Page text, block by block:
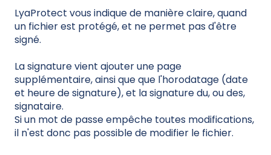
LyaProtect vous indique de manière claire, quand
un fichier est protégé, et ne permet pas d'être
signé.
La signature vient ajouter une page
supplémentaire, ainsi que que l'horodatage (date
et heure de signature), et la signature du, ou des,
signataire.
Si un mot de passe empêche toutes modifications,
il n'est donc pas possible de modifier le fichier.